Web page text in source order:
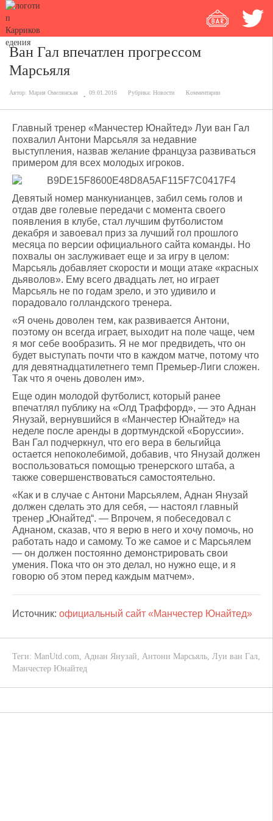
Ван Гал впечатлен прогрессом
Марсьяля
Автор: Мария Омелянская 09.01.2016 Рубрика: Новости Комментарии
Главный тренер «Манчестер Юнайтед» Луи ван Гал
похвалил Антони Марсьяля за недавние
выступления, назвав желание француза развиваться
примером для всех молодых игроков.
Девятый номер манкунианцев, забил семь голов и
отдав две голевые передачи с момента своего
появления в клубе, стал лучшим футболистом
декабря и завоевал приз за лучший гол прошлого
месяца по версии официального сайта команды. Но
похвалы он заслуживает еще и за игру в целом:
Марсьяль добавляет скорости и мощи атаке «красных
дьяволов». Ему всего двадцать лет, но играет
Марсьяль не по годам зрело, и это удивило и
порадовало голландского тренера.
«Я очень доволен тем, как развивается Антони,
поэтому он всегда играет, выходит на поле чаще, чем
я мог себе вообразить. Я не мог предвидеть, что он
будет выступать почти что в каждом матче, потому что
для девятнадцатилетнего темп Премьер-Лиги сложен.
Так что я очень доволен им».
Еще один молодой футболист, который ранее
впечатлял публику на «Олд Траффорд», — это Аднан
Янузай, вернувшийся в «Манчестер Юнайтед» на
неделе после аренды в дортмундской «Боруссии».
Ван Гал подчеркнул, что его вера в бельгийца
остается непоколебимой, добавив, что Янузай должен
воспользоваться помощью тренерского штаба, а
также совершенствоваться самостоятельно.
«Как и в случае с Антони Марсьялем, Аднан Янузай
должен сделать это для себя, — настоял главный
тренер „Юнайтед“. — Впрочем, я побеседовал с
Аднаном, сказав, что я верю в него и хочу помочь, но
работать надо и самому. То же самое и с Марсьялем
— он должен постоянно демонстрировать свои
умения. Пока что он это делал, но нужно еще, и я
говорю об этом перед каждым матчем».
Источник: официальный сайт «Манчестер Юнайтед»
Теги: ManUtd.com, Аднан Янузай, Антони Марсьяль, Луи ван Гал,
Манчестер Юнайтед